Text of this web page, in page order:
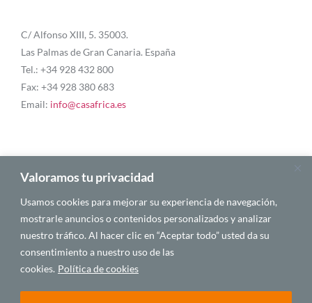
Valoramos tu privacidad
Usamos cookies para mejorar su experiencia de navegación,
mostrarle anuncios o contenidos personalizados y analizar
nuestro tráfico. Al hacer clic en “Aceptar todo” usted da su
consentimiento a nuestro uso de las
cookies. Política de cookies
C/ Alfonso XIII, 5. 35003.
Las Palmas de Gran Canaria. España
Tel.: +34 928 432 800
Fax: +34 928 380 683
Email: info@casafrica.es
Blog
Quiénes somos
Autores
Español